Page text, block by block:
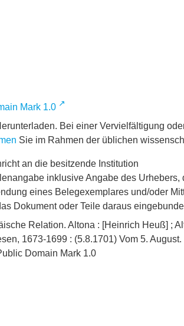
Mark 1.0
Bei einer Vervielfältigung
Sie im Rahmen der üblichen
an die besitzende Institution
inklusive Angabe des
eines Belegexemplares und/oder
Dokument oder Teile daraus
Relation. Altona : [Heinrich Heuß] ;
1673-1699 : (5.8.1701) Vom 5.
Domain Mark 1.0